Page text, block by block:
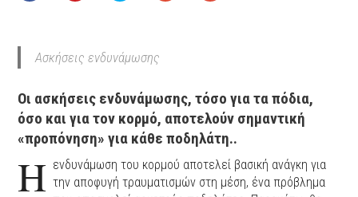
Aσκήσεις ενδυνάμωσης
Οι ασκήσεις ενδυνάμωσης, τόσο για τα πόδια,
όσο και για τον κορμό, αποτελούν σημαντική
«προπόνηση» για κάθε ποδηλάτη..
Η ενδυνάμωση του κορμού αποτελεί βασική ανάγκη για
την αποφυγή τραυματισμών στη μέση, ένα πρόβλημα